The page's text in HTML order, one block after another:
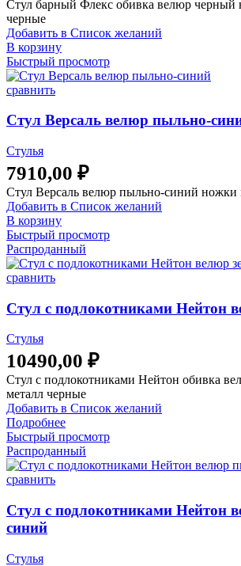
Стул барный Флекс обивка велюр черный
черные
Добавить в Список желаний
В корзину
Быстрый просмотр
сравнить
Стул Версаль велюр пыльно-
Стулья
7910,00 ₽
Стул Версаль велюр пыльно-синий ножки
Добавить в Список желаний
В корзину
Быстрый просмотр
Распроданный
сравнить
Стул с подлокотниками Нейтон
Стулья
10490,00 ₽
Стул с подлокотниками Нейтон обивка
металл черные
Добавить в Список желаний
Подробнее
Быстрый просмотр
Распроданный
сравнить
Стул с подлокотниками Нейтон
синий
Стулья